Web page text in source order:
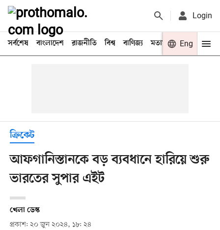
Login
সর্বশেষ বাংলাদেশ রাজনীতি বিশ্ব বাণিজ্য মতামত খেলা
Eng
ক্রিকেট
আফগানিস্তানকে বড় ব্যবধানে হারিয়ে শুরু
ভারতের সুপার এইট
খেলা ডেস্ক
প্রকাশ: ২০ জুন ২০২৪, ১৮: ২৪